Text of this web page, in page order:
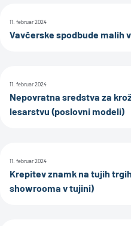
11. februar 2024
Vavčerske spodbude malih
11. februar 2024
Nepovratna sredstva za
lesarstvu (poslovni modeli)
11. februar 2024
Krepitev znamk na tujih
showrooma v tujini)